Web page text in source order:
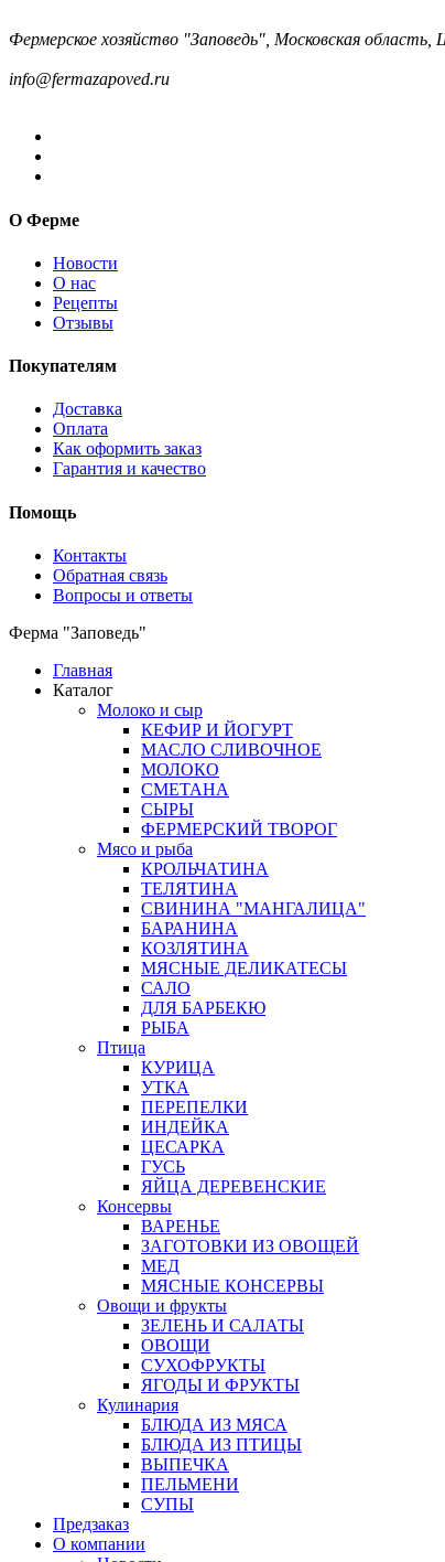
Фермерское хозяйство "Заповедь", Московская
info@fermazapoved.ru
О Ферме
Новости
О нас
Рецепты
Отзывы
Покупателям
Доставка
Оплата
Как оформить заказ
Гарантия и качество
Помощь
Контакты
Обратная связь
Вопросы и ответы
Ферма "Заповедь"
Главная
Каталог
Молоко и сыр
КЕФИР И ЙОГУРТ
МАСЛО СЛИВОЧНОЕ
МОЛОКО
СМЕТАНА
СЫРЫ
ФЕРМЕРСКИЙ ТВОРОГ
Мясо и рыба
КРОЛЬЧАТИНА
ТЕЛЯТИНА
СВИНИНА "МАНГАЛИЦА"
БАРАНИНА
КОЗЛЯТИНА
МЯСНЫЕ ДЕЛИКАТЕСЫ
САЛО
ДЛЯ БАРБЕКЮ
РЫБА
Птица
КУРИЦА
УТКА
ПЕРЕПЕЛКИ
ИНДЕЙКА
ЦЕСАРКА
ГУСЬ
ЯЙЦА ДЕРЕВЕНСКИЕ
Консервы
ВАРЕНЬЕ
ЗАГОТОВКИ ИЗ ОВОЩЕЙ
МЕД
МЯСНЫЕ КОНСЕРВЫ
Овощи и фрукты
ЗЕЛЕНЬ И САЛАТЫ
ОВОЩИ
СУХОФРУКТЫ
ЯГОДЫ И ФРУКТЫ
Кулинария
БЛЮДА ИЗ МЯСА
БЛЮДА ИЗ ПТИЦЫ
ВЫПЕЧКА
ПЕЛЬМЕНИ
СУПЫ
Предзаказ
О компании